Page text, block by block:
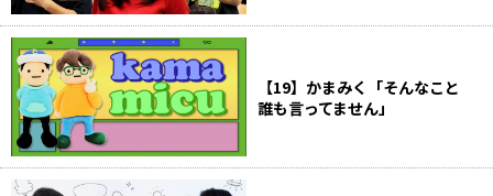
【19】かまみく「そんなこと
誰も言ってません」